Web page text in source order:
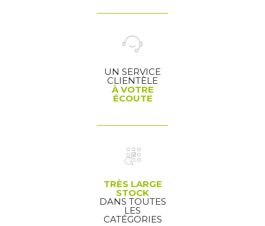
UN SERVICE
CLIENTÈLE
À VOTRE
ÉCOUTE
TRÈS LARGE
STOCK
DANS TOUTES
LES
CATÉGORIES